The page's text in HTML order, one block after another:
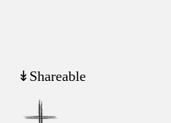
↡Shareable